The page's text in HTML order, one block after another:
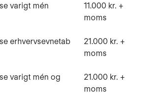
varigt mén
11.000 kr. +
moms
erhvervsevnetab
21.000 kr. +
moms
varigt mén og
21.000 kr. +
moms